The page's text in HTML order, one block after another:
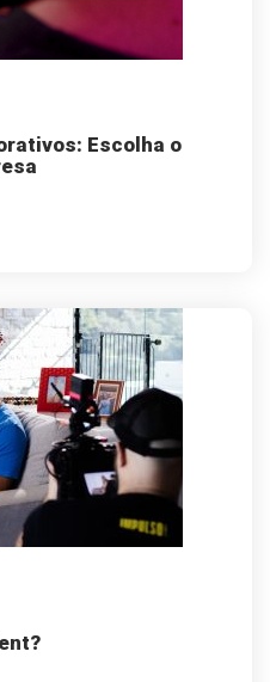
Escolha o